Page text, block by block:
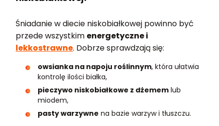
Śniadanie w diecie niskobiałkowej powinno być
przede wszystkim energetyczne i
lekkostrawne. Dobrze sprawdzają się:
owsianka na napoju roślinnym, która ułatwia
kontrolę ilości białka,
pieczywo niskobiałkowe z dżemem lub
miodem,
pasty warzywne na bazie warzyw i tłuszczu.